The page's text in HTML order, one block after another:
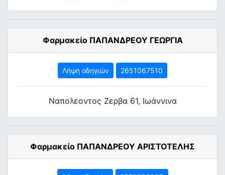
Φαρμακείο ΠΑΠΑΝΔΡΕΟΥ ΓΕΩΡΓΙΑ
Λήψη οδηγιών 2651067510
Ναπολεοντος Zερβα 61, Ιωάννινα
Φαρμακείο ΠΑΠΑΝΔΡΕΟΥ ΑΡΙΣΤΟΤΕΛΗΣ